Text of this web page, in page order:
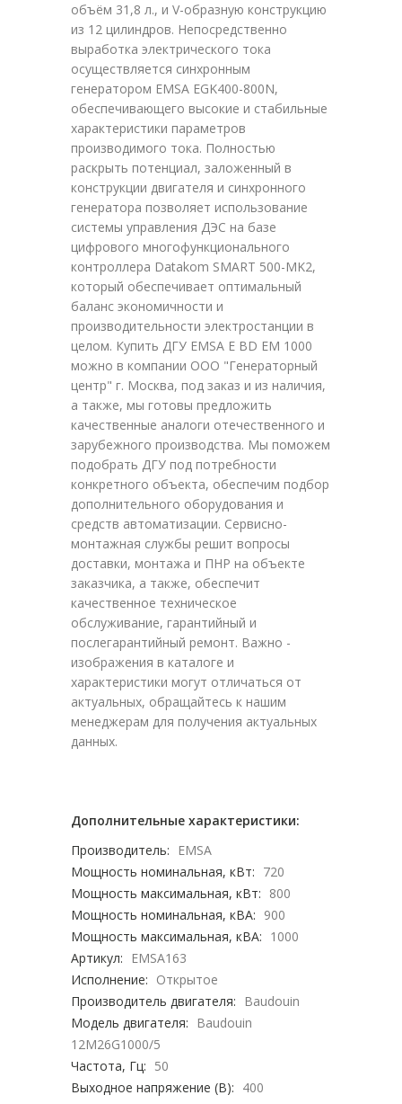
объём 31,8 л., и V-образную конструкцию
из 12 цилиндров. Непосредственно
выработка электрического тока
осуществляется синхронным
генератором EMSA EGK400-800N,
обеспечивающего высокие и стабильные
характеристики параметров
производимого тока. Полностью
раскрыть потенциал, заложенный в
конструкции двигателя и синхронного
генератора позволяет использование
системы управления ДЭС на базе
цифрового многофункционального
контроллера Datakom SMART 500-MK2,
который обеспечивает оптимальный
баланс экономичности и
производительности электростанции в
целом. Купить ДГУ EMSA E BD EM 1000
можно в компании ООО "Генераторный
центр" г. Москва, под заказ и из наличия,
а также, мы готовы предложить
качественные аналоги отечественного и
зарубежного производства. Мы поможем
подобрать ДГУ под потребности
конкретного объекта, обеспечим подбор
дополнительного оборудования и
средств автоматизации. Сервисно-
монтажная службы решит вопросы
доставки, монтажа и ПНР на объекте
заказчика, а также, обеспечит
качественное техническое
обслуживание, гарантийный и
послегарантийный ремонт. Важно -
изображения в каталоге и
характеристики могут отличаться от
актуальных, обращайтесь к нашим
менеджерам для получения актуальных
данных.
Дополнительные характеристики:
Производитель:
EMSA
Мощность номинальная, кВт: 720
Мощность максимальная, кВт: 800
Мощность номинальная, кВА: 900
Мощность максимальная, кВА: 1000
Артикул:
EMSA163
Исполнение: Открытое
Производитель двигателя:
Baudouin
Модель двигателя:
Baudouin
12M26G1000/5
Частота, Гц: 50
Выходное напряжение (В): 400